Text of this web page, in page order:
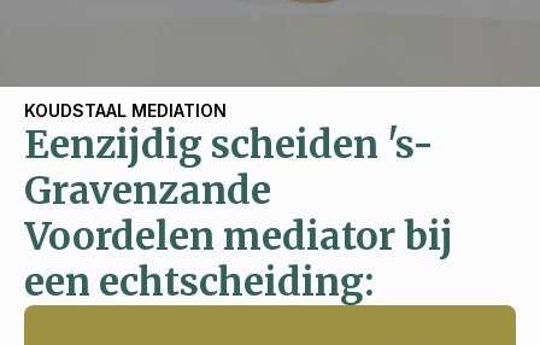
KOUDSTAAL MEDIATION
Eenzijdig scheiden 's-
Gravenzande
Voordelen mediator bij
een echtscheiding: